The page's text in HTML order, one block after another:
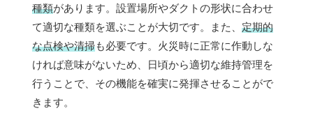
種類があります。設置場所やダクトの形状に合わせ
て適切な種類を選ぶことが大切です。また、 定期的
な点検や清掃も必要です。火災時に正常に作動しな
ければ意味がないため、日頃から適切な維持管理を
行うことで、その機能を確実に発揮させることがで
きます。